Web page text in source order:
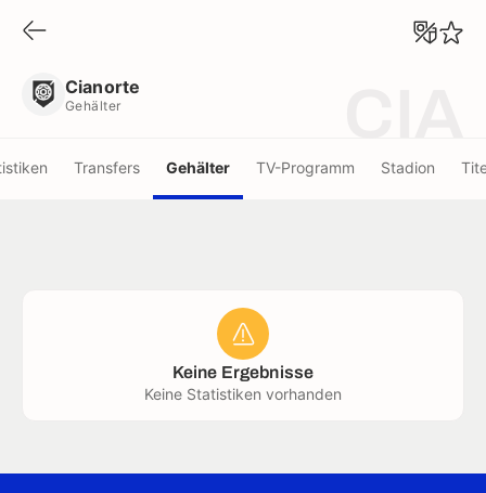
Cianorte
Gehälter
Transfers Gehälter TV-Programm Stadion
Keine Ergebnisse
Keine Statistiken vorhanden